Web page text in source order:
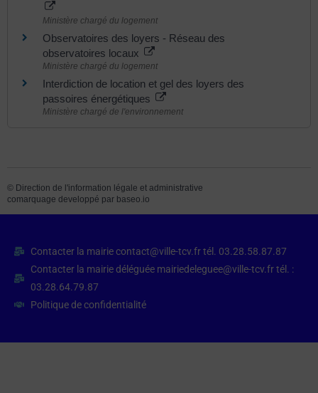
Ministère chargé du logement
Observatoires des loyers - Réseau des
observatoires locaux
Ministère chargé du logement
Interdiction de location et gel des loyers des
passoires énergétiques
Ministère chargé de l'environnement
© Direction de l'information légale et administrative
comarquage developpé par baseo.io
Contacter la mairie contact@ville-tcv.fr tél. 03.28.58.87.87
Contacter la mairie déléguée mairiedeleguee@ville-tcv.fr tél. :
03.28.64.79.87
Politique de confidentialité